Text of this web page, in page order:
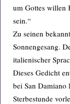
um Gottes willen
sein.“
Zu seinen
Sonnengesang.
italienischer
Dieses Gedicht
bei San Damiano
Sterbestunde